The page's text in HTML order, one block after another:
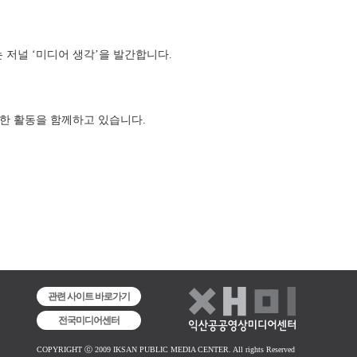
널 ‘미디어 생각’을 발간합니다.
활동을 함께하고 있습니다.
관련 사이트 바로가기
전국미디어센터
COPYRIGHT ⓒ 2009 IKSAN PUBLIC MEDIA CENTER. All rights Reserved